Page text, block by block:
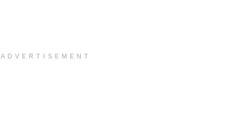
ADVERTISEMENT